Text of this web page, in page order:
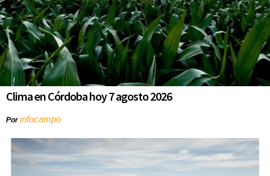
Clima en Córdoba hoy 7 agosto 2026
Porinfocampo